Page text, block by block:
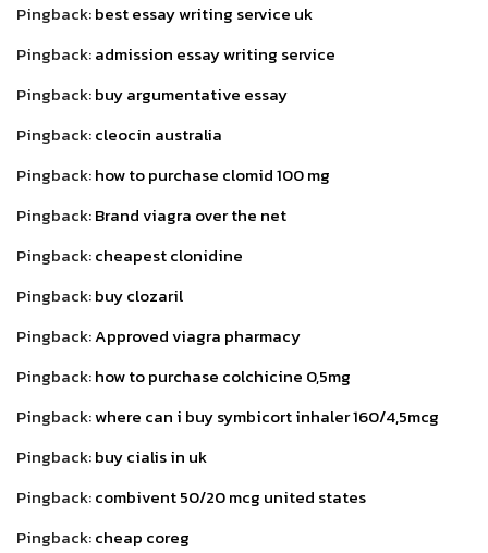
Pingback:best essay writing service uk
Pingback:admission essay writing service
Pingback:buy argumentative essay
Pingback:cleocin australia
Pingback:how to purchase clomid 100 mg
Pingback:Brand viagra over the net
Pingback:cheapest clonidine
Pingback:buy clozaril
Pingback:Approved viagra pharmacy
Pingback:how to purchase colchicine 0,5mg
Pingback:where can i buy symbicort inhaler 160/4,5mcg
Pingback:buy cialis in uk
Pingback:combivent 50/20 mcg united states
Pingback:cheap coreg